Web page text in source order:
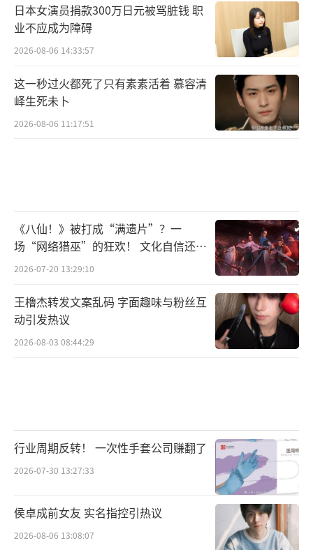
日本女演员捐款300万日元被骂脏钱 职
业不应成为障碍
2026-08-06 14:33:57
这一秒过火都死了只有素素活着 慕容清
峄生死未卜
2026-08-06 11:17:51
《八仙！》被打成“满遗片”？一
场“网络猎巫”的狂欢！ 文化自信还是
焦虑？
2026-07-20 13:29:10
王橹杰转发文案乱码 字面趣味与粉丝互
动引发热议
2026-08-03 08:44:29
行业周期反转！ 一次性手套公司赚翻了
2026-07-30 13:27:33
侯卓成前女友 实名指控引热议
2026-08-06 13:08:07